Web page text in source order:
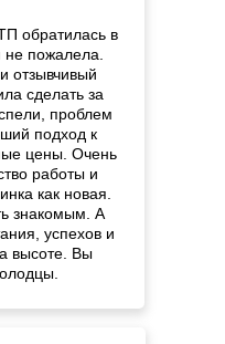
обратилась в
не пожалела.
отзывчивый
сделать за
проблем
подход к
цены. Очень
работы и
как новая.
знакомым. А
успехов и
высоте. Вы